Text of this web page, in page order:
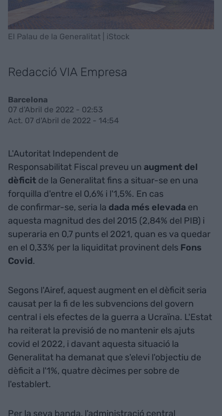
El Palau de la Generalitat | iStock
Redacció VIA Empresa
Barcelona
07 d'Abril de 2022 - 02:53
Act. 07 d'Abril de 2022 - 14:54
L'Autoritat Independent de
Responsabilitat Fiscal preveu un augment del
dèficit de la Generalitat fins a situar-se en una
forquilla d'entre el 0,6% i l'1,5%. En cas
de confirmar-se, seria la dada més elevada en
aquesta magnitud des del 2015 (2,84% del PIB) i
superaria en 0,7 punts el 2021, quan es va quedar
en el 0,33% per la liquiditat provinent dels Fons
Covid.
Segons l'Airef, aquest augment en el dèficit seria
causat per la fi de les subvencions del govern
central i els efectes de la guerra a Ucraïna. L'Estat
ha reiterat la previsió de no mantenir els ajuts
covid el 2022, i davant aquesta situació la
Generalitat ha demanat que s'elevi l'objectiu de
dèficit a l'1%, quatre dècimes per sobre de
l'establert.
Per la seva banda, l'administració central